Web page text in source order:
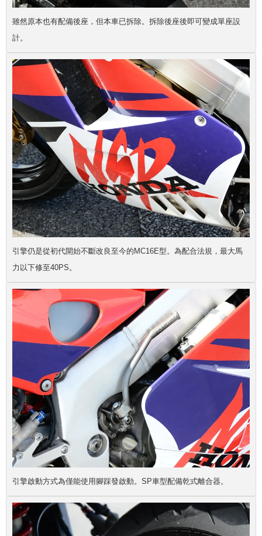
雖然原本也有配備後座，但本車已拆除。拆除後座後即可變成單座設
計。
引擎仍是從初代開始不斷改良至今的MC16E型。為配合法規，最大馬
力以下修至40PS。
引擎啟動方式為僅能使用腳踩發啟動。SP車型配備乾式離合器。